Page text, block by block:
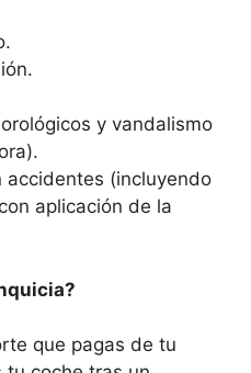
y vandalismo
accidentes (incluyendo
aplicación de la
que pagas de tu